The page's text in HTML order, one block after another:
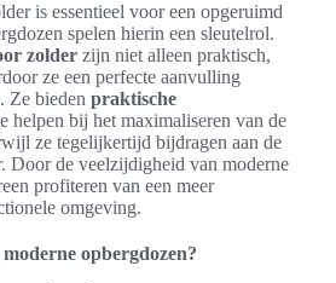
is essentieel voor een opgeruimd
spelen hierin een sleutelrol.
zolder zijn niet alleen praktisch,
ze een perfecte aanvulling
Ze bieden praktische
helpen bij het maximaliseren van de
ze tegelijkertijd bijdragen aan de
Door de veelzijdigheid van moderne
profiteren van een meer
omgeving.
opbergdozen?